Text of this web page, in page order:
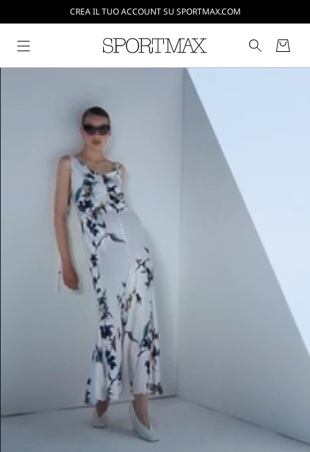
CREA IL TUO ACCOUNT SU SPORTMAX.COM
SPEDIZIONI E RESI GRATUITI